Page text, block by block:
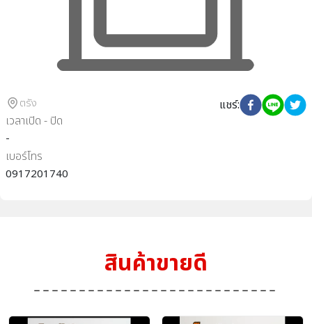
ตรัง
เวลาเปิด - ปิด
-
เบอร์โทร
0917201740
แชร์:
สินค้าขายดี